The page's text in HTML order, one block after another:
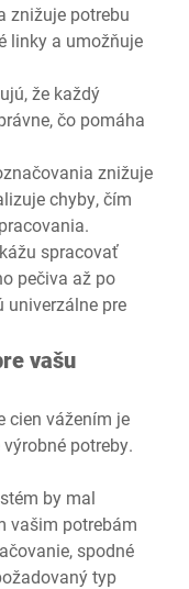
znižuje potrebu
linky a umožňuje
že každý
čo pomáha
znižuje
chyby, čím
spracovať
pečiva až po
univerzálne pre
vašu
cien vážením je
potreby.
by mal
vašim potrebám
spodné
typ